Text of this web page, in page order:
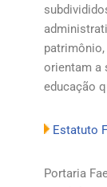
orientam a
educação
Estatuto
Portaria